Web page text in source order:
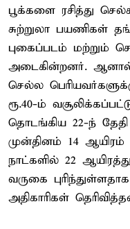
பூக்களை ரசித்து
சுற்றுலா பயணிகள்
புகைப்படம் மற்றும்
அடைகின்றனர்.
செல்ல
ரூ.40-ம்
தொடங்கிய 22-ந் தேதி
முன்தினம் 14
நாட்களில் 22
வருகை
அதிகாரிகள்